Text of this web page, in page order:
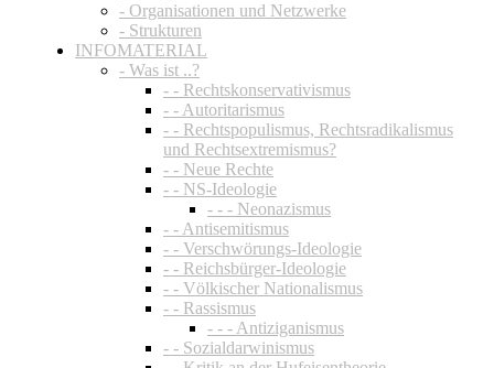
- Organisationen und Netzwerke
- Strukturen
INFOMATERIAL
- Was ist ..?
- - Rechtskonservativismus
- - Autoritarismus
- - Rechtspopulismus, Rechtsradikalismus
und Rechtsextremismus?
- - Neue Rechte
- - NS-Ideologie
- - - Neonazismus
- - Antisemitismus
- - Verschwörungs-Ideologie
- - Reichsbürger-Ideologie
- - Völkischer Nationalismus
- - Rassismus
- - - Antiziganismus
- - Sozialdarwinismus